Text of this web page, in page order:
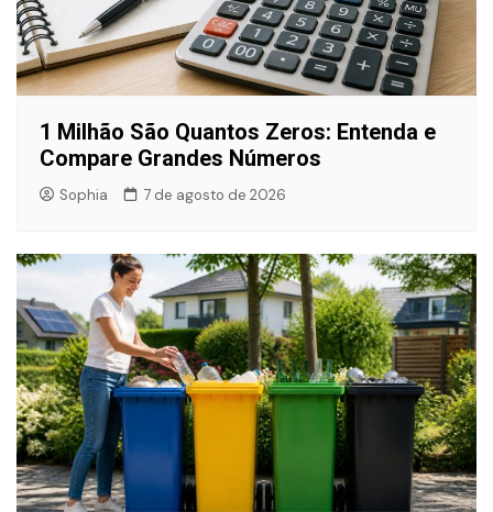
1 Milhão São Quantos Zeros: Entenda e
Compare Grandes Números
Sophia 7 de agosto de 2026